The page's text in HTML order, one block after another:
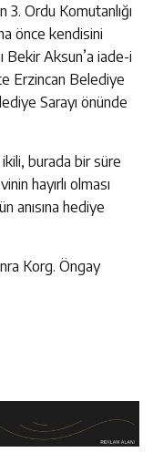
3. Ordu Komutanlığı
önce kendisini
Bekir Aksun’a iade-i
Erzincan Belediye
Sarayı önünde
burada bir süre
hayırlı olması
anısına hediye
Korg. Öngay